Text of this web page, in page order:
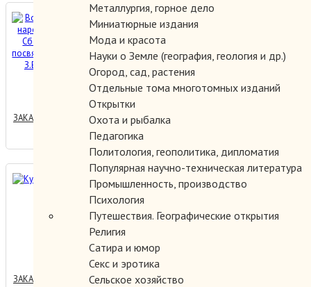
Металлургия, горное дело
Миниатюрные издания
Мода и красота
Науки о Земле (география, геология и др.)
Огород, сад, растения
Отдельные тома многотомных изданий
Открытки
Охота и рыбалка
Педагогика
Политология, геополитика, дипломатия
Популярная научно-техническая литература
Промышленность, производство
Психология
Путешествия. Географические открытия
Религия
Сатира и юмор
Секс и эротика
Сельское хозяйство
Вопросы истории народов
Кавказа. Сборник статей,
посвященных памяти З.В.
Анчабадзе
1200.00 руб.
ЗАКАЗАТЬ
Курортный роман.
450.00 руб.
ЗАКАЗАТЬ